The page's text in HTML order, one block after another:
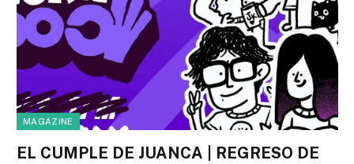
MAGAZINE
EL CUMPLE DE JUANCA | REGRESO DE